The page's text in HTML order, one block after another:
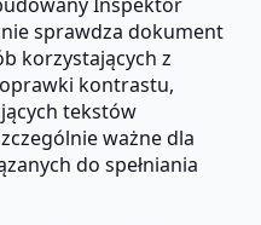
sprawdza dokument
korzystających z
kontrastu,
tekstów
ważne dla
do spełniania